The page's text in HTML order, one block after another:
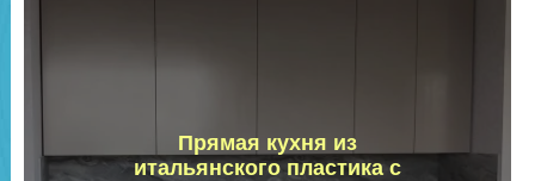
Прямая кухня из
итальянского пластика с